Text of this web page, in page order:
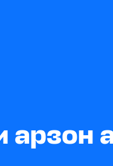
арзон